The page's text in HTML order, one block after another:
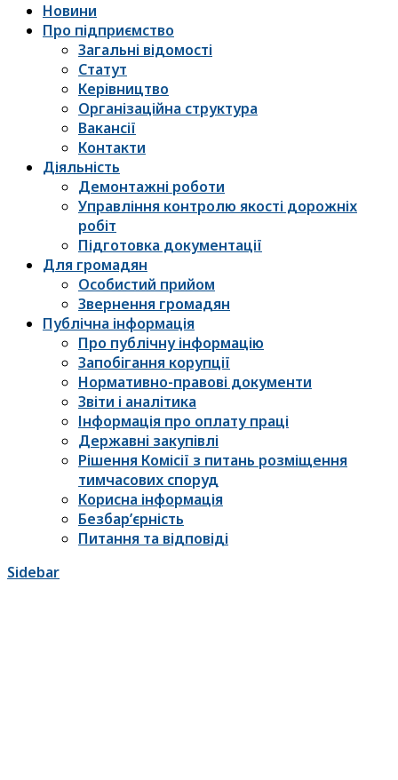
Новини
Про підприємство
Загальні відомості
Статут
Керівництво
Організаційна структура
Вакансії
Контакти
Діяльність
Демонтажні роботи
Управління контролю якості дорожніх
робіт
Підготовка документації
Для громадян
Особистий прийом
Звернення громадян
Публічна інформація
Про публічну інформацію
Запобігання корупції
Нормативно-правові документи
Звіти і аналітика
Інформація про оплату праці
Державні закупівлі
Рішення Комісії з питань розміщення
тимчасових споруд
Корисна інформація
Безбар’єрність
Питання та відповіді
Sidebar